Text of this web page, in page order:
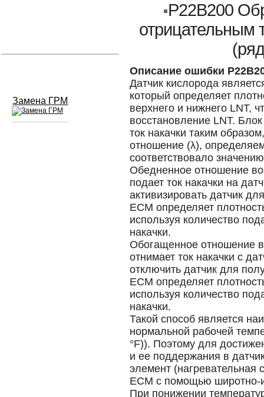
Замена ГРМ
P22B200
отрицательным
Описание ошибки
Датчик кислорода
который определяет
верхнего и нижнего LNT,
восстановление LNT.
ток накачки таким
отношение (λ),
соответствовало
Обедненное отношение
подает ток накачки на
активизировать датчик
ECM определяет
используя количество
накачки.
Обогащенное отношение
отнимает ток накачки с
отключить датчик для
ECM определяет
используя количество
накачки.
Такой способ является
нормальной рабочей
°F)). Поэтому для
и ее поддержания в
элемент (нагревательная
ECM с помощью широтно-
При понижении